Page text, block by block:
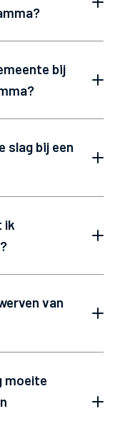
bij
slag bij een
ik
van
moeite